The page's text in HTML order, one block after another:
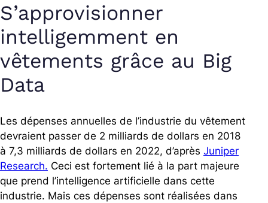
S’approvisionner
intelligemment en
vêtements grâce au Big
Data
Les dépenses annuelles de l’industrie du vêtement
devraient passer de 2 milliards de dollars en 2018
à 7,3 milliards de dollars en 2022, d’après Juniper
Research. Ceci est fortement lié à la part majeure
que prend l’intelligence artificielle dans cette
industrie. Mais ces dépenses sont réalisées dans